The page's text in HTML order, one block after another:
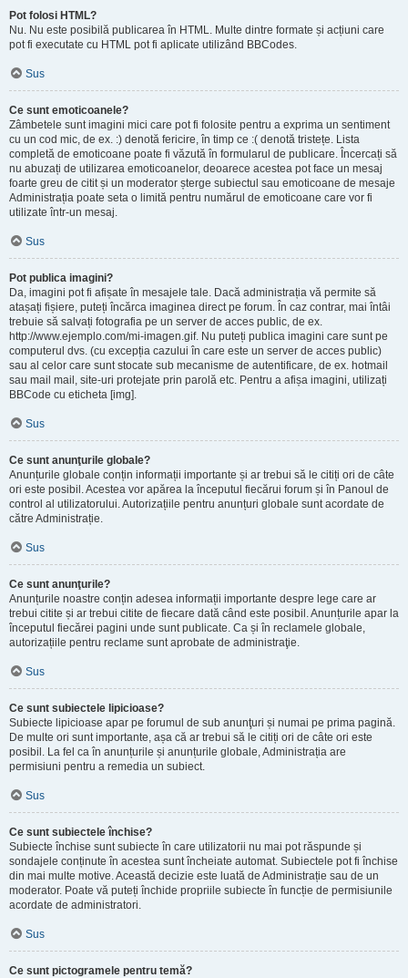
Pot folosi HTML?
Nu. Nu este posibilă publicarea în HTML. Multe dintre formate și acțiuni care
pot fi executate cu HTML pot fi aplicate utilizând BBCodes.
Sus
Ce sunt emoticoanele?
Zâmbetele sunt imagini mici care pot fi folosite pentru a exprima un sentiment
cu un cod mic, de ex. :) denotă fericire, în timp ce :( denotă tristețe. Lista
completă de emoticoane poate fi văzută în formularul de publicare. Încercați să
nu abuzați de utilizarea emoticoanelor, deoarece acestea pot face un mesaj
foarte greu de citit și un moderator șterge subiectul sau emoticoane de mesaje
Administrația poate seta o limită pentru numărul de emoticoane care vor fi
utilizate într-un mesaj.
Sus
Pot publica imagini?
Da, imagini pot fi afișate în mesajele tale. Dacă administrația vă permite să
atașați fișiere, puteți încărca imaginea direct pe forum. În caz contrar, mai întâi
trebuie să salvați fotografia pe un server de acces public, de ex.
http://www.ejemplo.com/mi-imagen.gif. Nu puteți publica imagini care sunt pe
computerul dvs. (cu excepția cazului în care este un server de acces public)
sau al celor care sunt stocate sub mecanisme de autentificare, de ex. hotmail
sau mail mail, site-uri protejate prin parolă etc. Pentru a afișa imagini, utilizați
BBCode cu eticheta [img].
Sus
Ce sunt anunţurile globale?
Anunțurile globale conțin informații importante și ar trebui să le citiți ori de câte
ori este posibil. Acestea vor apărea la începutul fiecărui forum și în Panoul de
control al utilizatorului. Autorizațiile pentru anunțuri globale sunt acordate de
către Administrație.
Sus
Ce sunt anunţurile?
Anunțurile noastre conțin adesea informații importante despre lege care ar
trebui citite și ar trebui citite de fiecare dată când este posibil. Anunțurile apar la
începutul fiecărei pagini unde sunt publicate. Ca și în reclamele globale,
autorizațiile pentru reclame sunt aprobate de administraţie.
Sus
Ce sunt subiectele lipicioase?
Subiecte lipicioase apar pe forumul de sub anunţuri și numai pe prima pagină.
De multe ori sunt importante, așa că ar trebui să le citiți ori de câte ori este
posibil. La fel ca în anunțurile și anunțurile globale, Administrația are
permisiuni pentru a remedia un subiect.
Sus
Ce sunt subiectele închise?
Subiecte închise sunt subiecte în care utilizatorii nu mai pot răspunde și
sondajele conținute în acestea sunt încheiate automat. Subiectele pot fi închise
din mai multe motive. Această decizie este luată de Administrație sau de un
moderator. Poate vă puteți închide propriile subiecte în funcție de permisiunile
acordate de administratori.
Sus
Ce sunt pictogramele pentru temă?